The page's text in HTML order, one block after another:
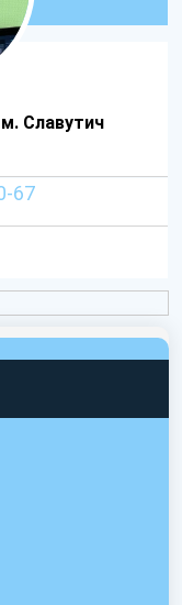
Славутич
67